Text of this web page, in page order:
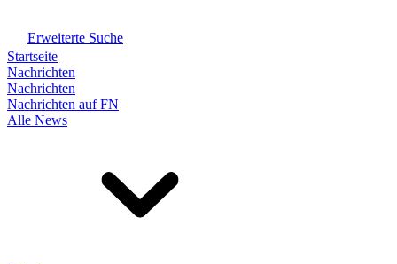
Erweiterte Suche
Startseite
Nachrichten
Nachrichten
Nachrichten auf FN
Alle News